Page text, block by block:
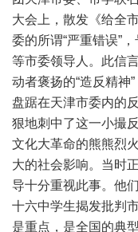
大会上，散发《给全
委的所谓“严重错误”
等市委领导人。此信
动者褒扬的“造反精神
盘踞在天津市委内的
狠地刺中了这一小撮
文化大革命的熊熊烈
大的社会影响。当时
导十分重视此事。他
十六中学生揭发批判
是重点，是全国的典